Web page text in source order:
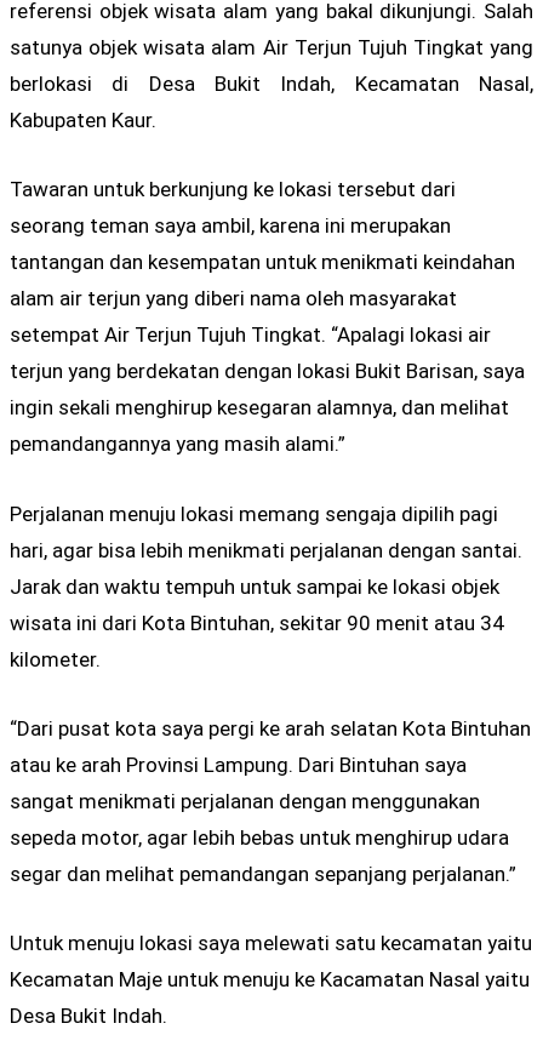
referensi objek wisata alam yang bakal dikunjungi. Salah
satunya objek wisata alam Air Terjun Tujuh Tingkat yang
berlokasi di Desa Bukit Indah, Kecamatan Nasal,
Kabupaten Kaur.
Tawaran untuk berkunjung ke lokasi tersebut dari
seorang teman saya ambil, karena ini merupakan
tantangan dan kesempatan untuk menikmati keindahan
alam air terjun yang diberi nama oleh masyarakat
setempat Air Terjun Tujuh Tingkat. “Apalagi lokasi air
terjun yang berdekatan dengan lokasi Bukit Barisan, saya
ingin sekali menghirup kesegaran alamnya, dan melihat
pemandangannya yang masih alami.”
Perjalanan menuju lokasi memang sengaja dipilih pagi
hari, agar bisa lebih menikmati perjalanan dengan santai.
Jarak dan waktu tempuh untuk sampai ke lokasi objek
wisata ini dari Kota Bintuhan, sekitar 90 menit atau 34
kilometer.
“Dari pusat kota saya pergi ke arah selatan Kota Bintuhan
atau ke arah Provinsi Lampung. Dari Bintuhan saya
sangat menikmati perjalanan dengan menggunakan
sepeda motor, agar lebih bebas untuk menghirup udara
segar dan melihat pemandangan sepanjang perjalanan.”
Untuk menuju lokasi saya melewati satu kecamatan yaitu
Kecamatan Maje untuk menuju ke Kacamatan Nasal yaitu
Desa Bukit Indah.